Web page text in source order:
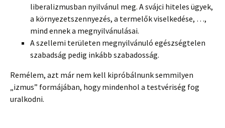
liberalizmusban nyilvánul meg. A svájci hiteles ügyek,
a környezetszennyezés, a termelők viselkedése, …,
mind ennek a megnyilvánulásai.
A szellemi területen megnyilvánuló egészségtelen
szabadság pedig inkább szabadosság.
Remélem, azt már nem kell kipróbálnunk semmilyen
„izmus” formájában, hogy mindenhol a testvériség fog
uralkodni.